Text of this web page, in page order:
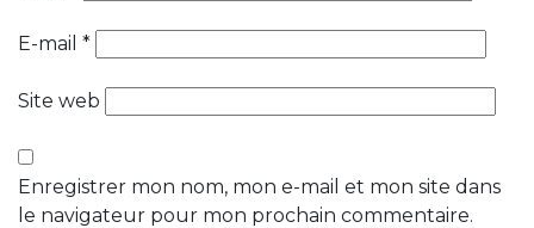
E-mail *
Site web
Enregistrer mon nom, mon e-mail et mon site dans
le navigateur pour mon prochain commentaire.